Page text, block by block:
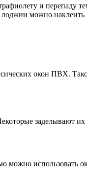
и перепаду
лоджии можно наклеить
окон ПВХ.
заделывают
можно использовать